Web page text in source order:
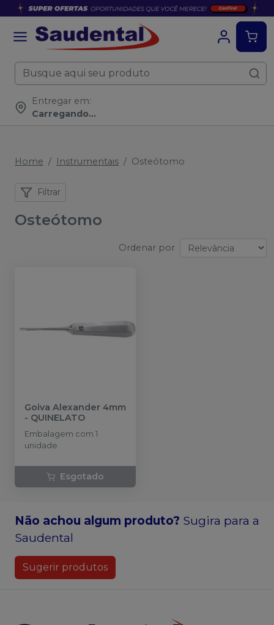
Entregar em:
Carregando...
Home Instrumentais Osteótomo
Filtrar
Osteótomo
Ordenar por
Goiva Alexander 4mm
- QUINELATO
Embalagem com 1
unidade.
Esgotado
Não achou algum produto? Sugira para a
Saudental
Sugerir produtos